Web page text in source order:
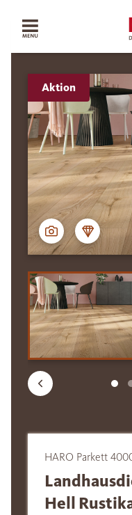
Aktion
HARO Parkett
Hell